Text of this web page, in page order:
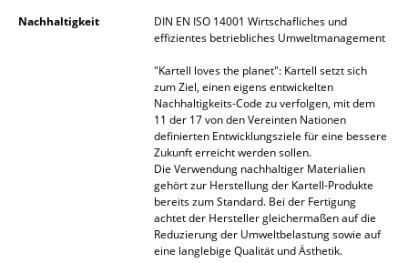
Kinderbetten
Figuren & Miniaturen
Nachhaltigkeit
DIN EN ISO 14001 Wirtschafliches und
effizientes betriebliches Umweltmanagement
"Kartell loves the planet": Kartell setzt sich
zum Ziel, einen eigens entwickelten
Nachhaltigkeits-Code zu verfolgen, mit dem
11 der 17 von den Vereinten Nationen
definierten Entwicklungsziele für eine bessere
Zukunft erreicht werden sollen.
Die Verwendung nachhaltiger Materialien
gehört zur Herstellung der Kartell-Produkte
bereits zum Standard. Bei der Fertigung
achtet der Hersteller gleichermaßen auf die
Reduzierung der Umweltbelastung sowie auf
eine langlebige Qualität und Ästhetik.